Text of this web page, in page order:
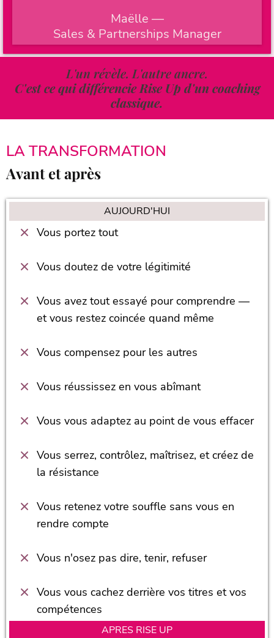
Maëlle —
Sales & Partnerships Manager
L'un révèle. L'autre ancre.
C'est ce qui différencie Rise Up d'un coaching
classique.
LA TRANSFORMATION
Avant et après
AUJOURD'HUI
Vous portez tout
Vous doutez de votre légitimité
Vous avez tout essayé pour comprendre —
et vous restez coincée quand même
Vous compensez pour les autres
Vous réussissez en vous abîmant
Vous vous adaptez au point de vous effacer
Vous serrez, contrôlez, maîtrisez, et créez de
la résistance
Vous retenez votre souffle sans vous en
rendre compte
Vous n'osez pas dire, tenir, refuser
Vous vous cachez derrière vos titres et vos
compétences
APRES RISE UP